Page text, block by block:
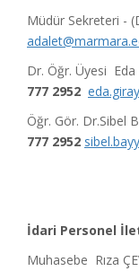
Müdür Sekreteri -
Dr. Öğr. Üyesi Eda
777 2952
Öğr. Gör. Dr.Sibel
777 2952
İdari Personel
Muhasebe Rıza